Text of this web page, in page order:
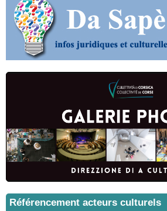
Référencement acteurs culturels